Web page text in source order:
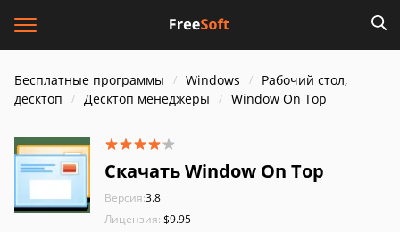
Бесплатные программы Windows
Рабочий стол,
десктоп
Десктоп менеджеры Window On Top
Скачать Window On Top
Версия:3.8
Лицензия: $9.95